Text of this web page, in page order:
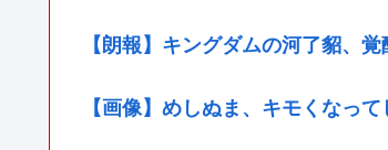
【朗報】キングダムの河了貂、覚
【画像】めしぬま、キモくなって